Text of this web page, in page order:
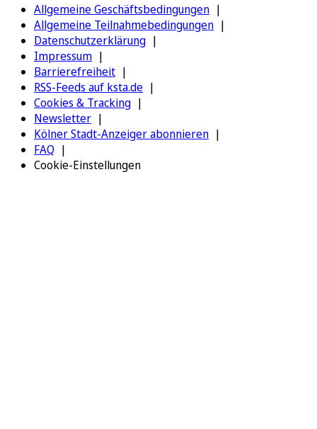
Allgemeine Geschäftsbedingungen
Allgemeine Teilnahmebedingungen
Datenschutzerklärung
Impressum
Barrierefreiheit
RSS-Feeds auf ksta.de
Cookies & Tracking
Newsletter
Kölner Stadt-Anzeiger abonnieren
FAQ
Cookie-Einstellungen